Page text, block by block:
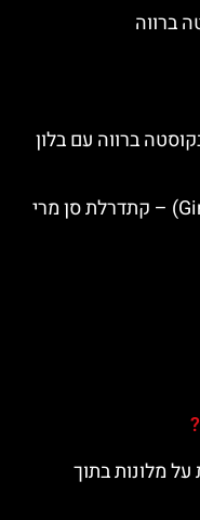
ברווה
ברווה עם בלון
קתדרלת גירונה (Girona Cathedral) – קתדרלת סן מרי
מלונות בתוך